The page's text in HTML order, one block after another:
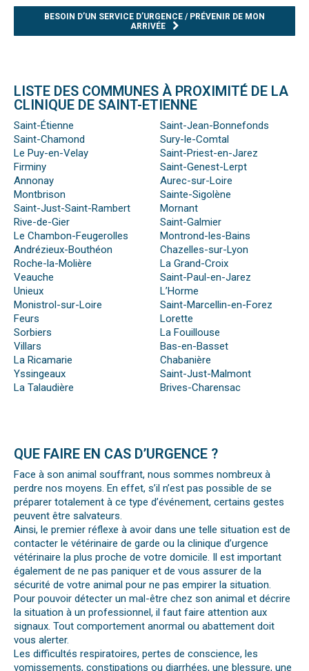
BESOIN D’UN SERVICE D’URGENCE / PRÉVENIR DE MON
ARRIVÉE
LISTE DES COMMUNES À PROXIMITÉ DE LA
CLINIQUE DE SAINT-ETIENNE
Saint-Étienne
Saint-Chamond
Le Puy-en-Velay
Firminy
Annonay
Montbrison
Saint-Just-Saint-Rambert
Rive-de-Gier
Le Chambon-Feugerolles
Andrézieux-Bouthéon
Roche-la-Molière
Veauche
Unieux
Monistrol-sur-Loire
Feurs
Sorbiers
Villars
La Ricamarie
Yssingeaux
La Talaudière
Saint-Jean-Bonnefonds
Sury-le-Comtal
Saint-Priest-en-Jarez
Saint-Genest-Lerpt
Aurec-sur-Loire
Sainte-Sigolène
Mornant
Saint-Galmier
Montrond-les-Bains
Chazelles-sur-Lyon
La Grand-Croix
Saint-Paul-en-Jarez
L’Horme
Saint-Marcellin-en-Forez
Lorette
La Fouillouse
Bas-en-Basset
Chabanière
Saint-Just-Malmont
Brives-Charensac
QUE FAIRE EN CAS D’URGENCE ?
Face à son animal souffrant, nous sommes nombreux à
perdre nos moyens. En effet, s’il n’est pas possible de se
préparer totalement à ce type d’événement, certains gestes
peuvent être salvateurs.
Ainsi, le premier réflexe à avoir dans une telle situation est de
contacter le vétérinaire de garde ou la clinique d’urgence
vétérinaire la plus proche de votre domicile. Il est important
également de ne pas paniquer et de vous assurer de la
sécurité de votre animal pour ne pas empirer la situation.
Pour pouvoir détecter un mal-être chez son animal et décrire
la situation à un professionnel, il faut faire attention aux
signaux. Tout comportement anormal ou abattement doit
vous alerter.
Les difficultés respiratoires, pertes de conscience, les
vomissements, constipations ou diarrhées, une blessure, une